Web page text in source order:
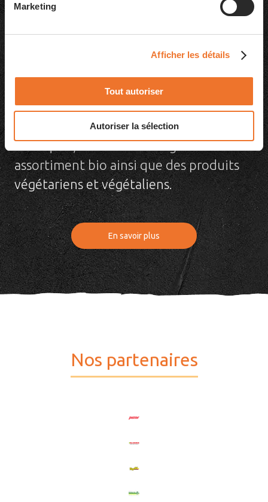
Marketing
Afficher les détails
Tout autoriser
Autoriser la sélection
Dans notre catalogue, vous trouverez
des pâtes fraîches et surgelées, des
produits Gourmet et des pâtes
classiques, soit aussi un large
assortiment bio ainsi que des produits
végétariens et végétaliens.
En savoir plus
Nos partenaires